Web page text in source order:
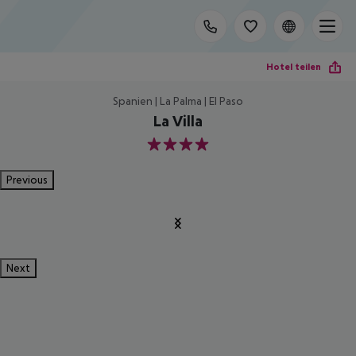
Hotel teilen
Spanien | La Palma | El Paso
La Villa
4
Previous
Next